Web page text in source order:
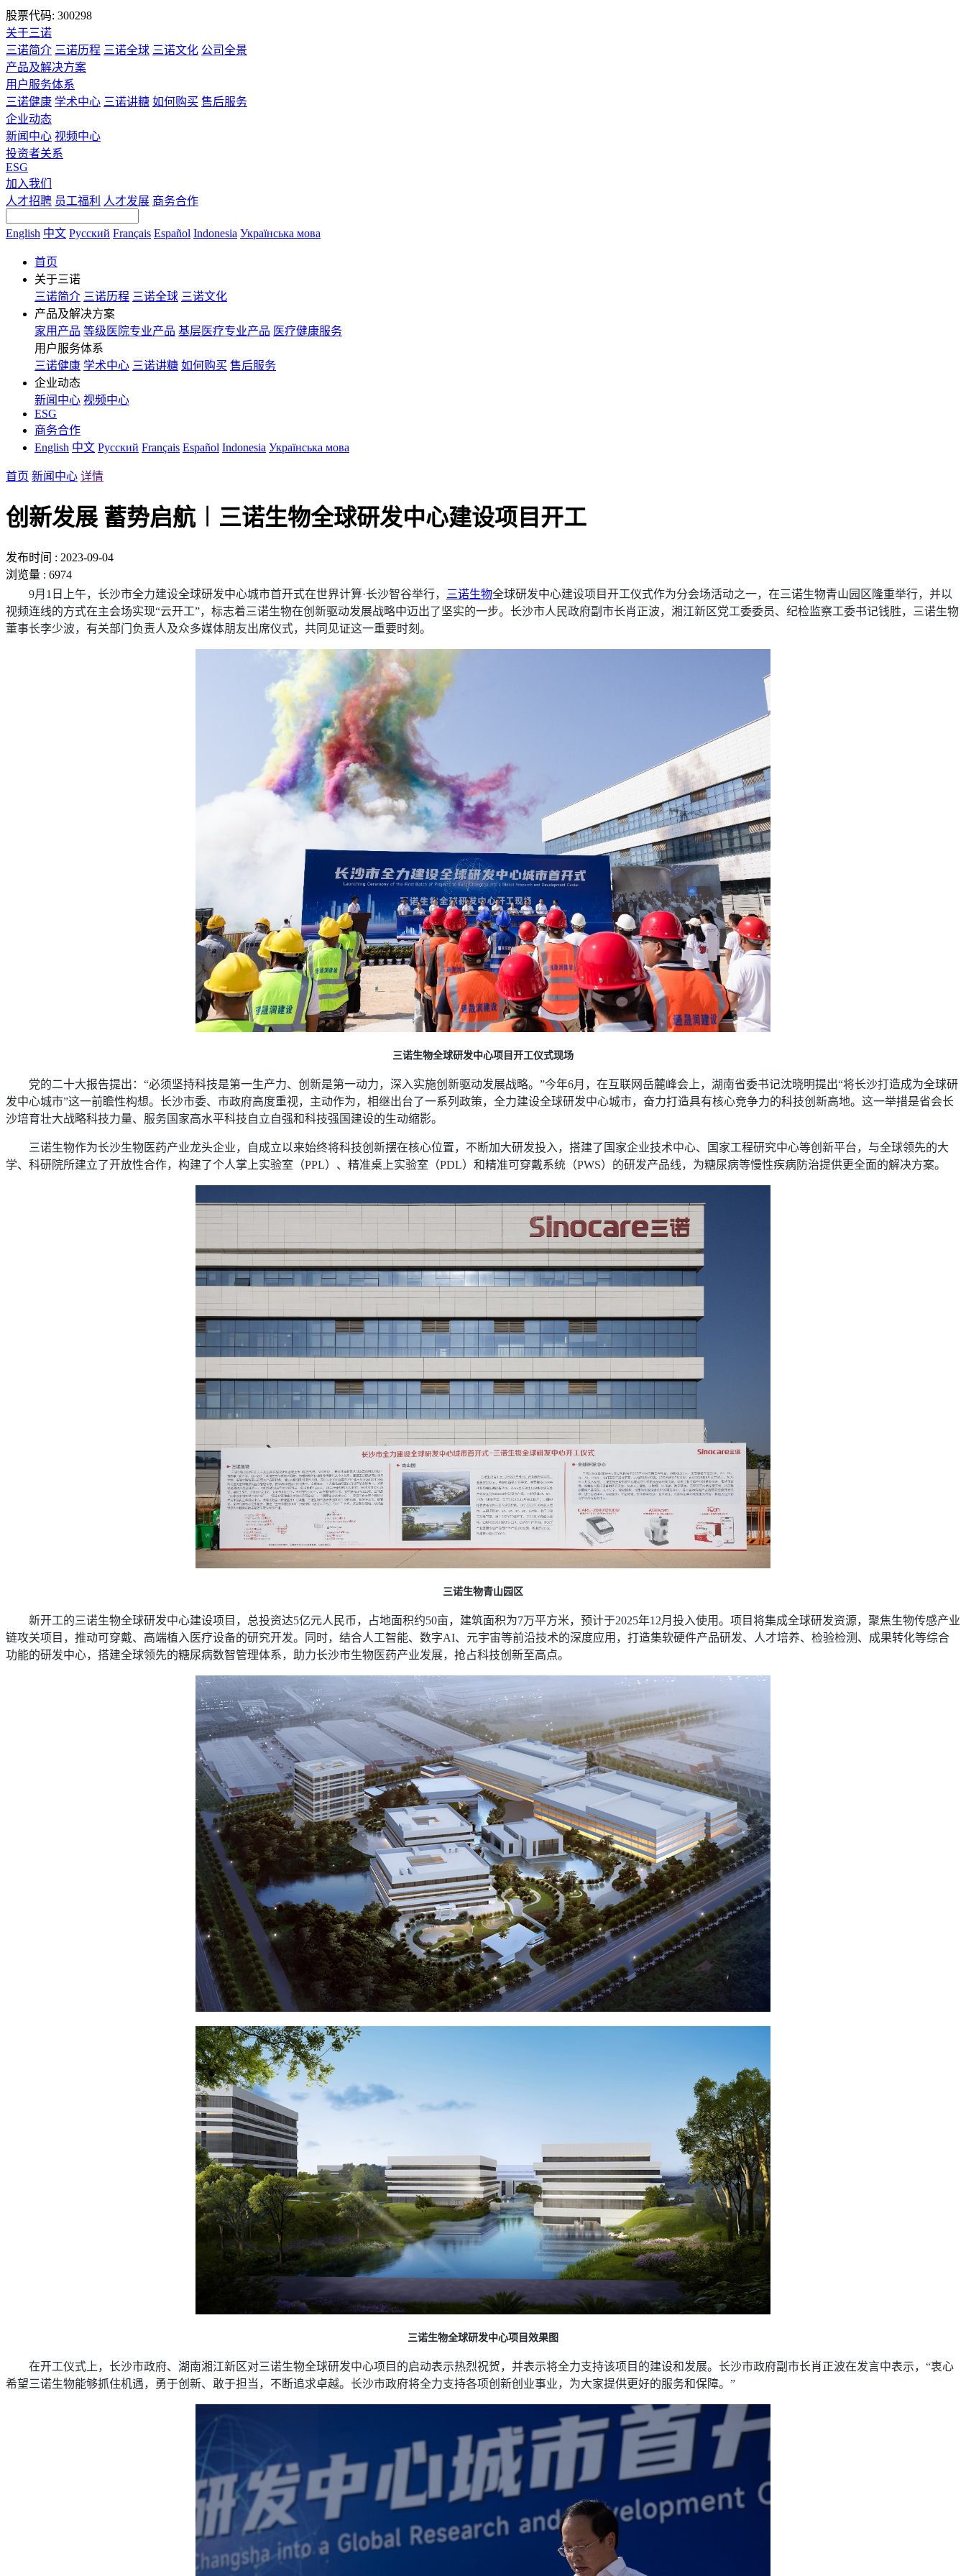
股票代码: 300298
关于三诺
三诺简介 三诺历程 三诺全球 三诺文化 公司全景
产品及解决方案
用户服务体系
三诺健康 学术中心 三诺讲糖 如何购买 售后服务
企业动态
新闻中心 视频中心
投资者关系
ESG
加入我们
人才招聘 员工福利 人才发展 商务合作
English 中文 Русский Français Español Indonesia Українська мова
首页
关于三诺
三诺简介 三诺历程 三诺全球 三诺文化
产品及解决方案
家用产品 等级医院专业产品 基层医疗专业产品 医疗健康服务
用户服务体系
三诺健康 学术中心 三诺讲糖 如何购买 售后服务
企业动态
新闻中心 视频中心
ESG
商务合作
English 中文 Русский Français Español Indonesia Українська мова
首页 新闻中心 详情
创新发展 蓄势启航︱三诺生物全球研发中心建设项目开工
发布时间 : 2023-09-04
浏览量 : 6974
9月1日上午，长沙市全力建设全球研发中心城市首开式在世界计算·长沙智谷举行，
三诺生物全球研发中心建设项目开工仪式作为分会场活动之一，在三诺生物青山园区隆重举行，并以
视频连线的方式在主会场实现“云开工”，标志着三诺生物在创新驱动发展战略中迈出了坚实的一步。长沙市人民政府副市长肖正波，湘江新区党工委委员、纪检监察工委书记钱胜，三诺生物
董事长李少波，有关部门负责人及众多媒体朋友出席仪式，共同见证这一重要时刻。
三诺生物全球研发中心项目开工仪式现场
党的二十大报告提出：“必须坚持科技是第一生产力、创新是第一动力，深入实施创新驱动发展战略。”今年6月，在互联网岳麓峰会上，湖南省委书记沈晓明提出“将长沙打造成为全球研
发中心城市”这一前瞻性构想。长沙市委、市政府高度重视，主动作为，相继出台了一系列政策，全力建设全球研发中心城市，奋力打造具有核心竞争力的科技创新高地。这一举措是省会长
沙培育壮大战略科技力量、服务国家高水平科技自立自强和科技强国建设的生动缩影。
三诺生物作为长沙生物医药产业龙头企业，自成立以来始终将科技创新摆在核心位置，不断加大研发投入，搭建了国家企业技术中心、国家工程研究中心等创新平台，与全球领先的大
学、科研院所建立了开放性合作，构建了个人掌上实验室（PPL）、精准桌上实验室（PDL）和精准可穿戴系统（PWS）的研发产品线，为糖尿病等慢性疾病防治提供更全面的解决方案。
三诺生物青山园区
新开工的三诺生物全球研发中心建设项目，总投资达5亿元人民币，占地面积约50亩，建筑面积为7万平方米，预计于2025年12月投入使用。项目将集成全球研发资源，聚焦生物传感产业
链攻关项目，推动可穿戴、高端植入医疗设备的研究开发。同时，结合人工智能、数字AI、元宇宙等前沿技术的深度应用，打造集软硬件产品研发、人才培养、检验检测、成果转化等综合
功能的研发中心，搭建全球领先的糖尿病数智管理体系，助力长沙市生物医药产业发展，抢占科技创新至高点。
三诺生物全球研发中心项目效果图
在开工仪式上，长沙市政府、湖南湘江新区对三诺生物全球研发中心项目的启动表示热烈祝贺，并表示将全力支持该项目的建设和发展。长沙市政府副市长肖正波在发言中表示，“衷心
希望三诺生物能够抓住机遇，勇于创新、敢于担当，不断追求卓越。长沙市政府将全力支持各项创新创业事业，为大家提供更好的服务和保障。”